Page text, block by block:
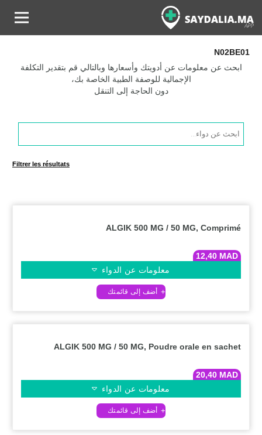
N02BE01
ابحث عن معلومات عن أدويتك وأسعارها وبالتالي قم بتقدير التكلفة
الإجمالية للوصفة الطبية الخاصة بك،
دون الحاجة إلى التنقل
Products
search
Filtrer les résultats
ALGIK 500 MG / 50 MG, Comprimé
12,40 MAD
معلومات عن الدواء
ALGIK 500 MG / 50 MG, Poudre orale en sachet
20,40 MAD
معلومات عن الدواء